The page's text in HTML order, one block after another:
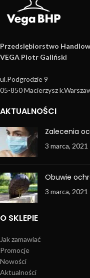
Przedsiębiorstwo
VEGA Piotr Galiński
ul.Podgrodzie 9
05-850 Macierzysz
AKTUALNOŚCI
Zalecenia
3 marca, 2021
Obuwie
3 marca, 2021
O SKLEPIE
Jak zamawiać
Promocje
Nowości
Aktualności